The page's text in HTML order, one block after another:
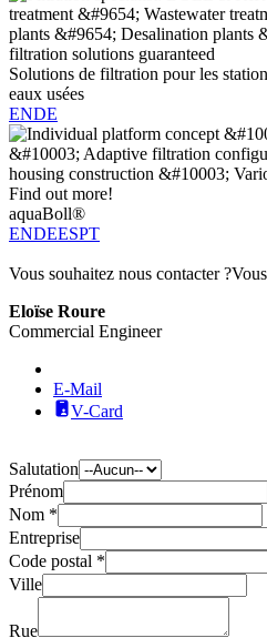
Solutions de filtration pour les
eaux usées
ENDE
aquaBoll®
ENDEESPT
Vous souhaitez nous contacter ?
Eloïse Roure
Commercial Engineer
E-Mail
V-Card
Salutation
Prénom
Nom *
Entreprise
Code postal *
Ville
Rue